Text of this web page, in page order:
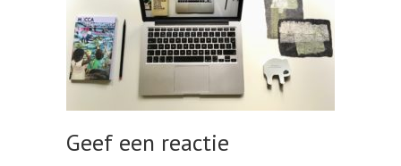
Geef een reactie